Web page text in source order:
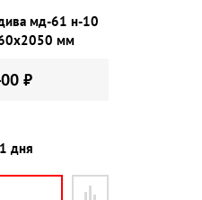
мд-61 н-10
мм
₽
дня